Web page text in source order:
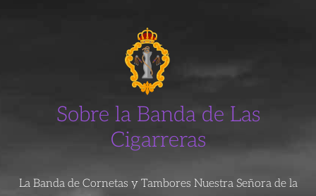
Sobre la Banda de Las
Cigarreras
La Banda de Cornetas y Tambores Nuestra Señora de la